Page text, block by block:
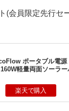
(会員限定先行セ
ポータブル電
160W軽量両面ソーラ
楽天で購入